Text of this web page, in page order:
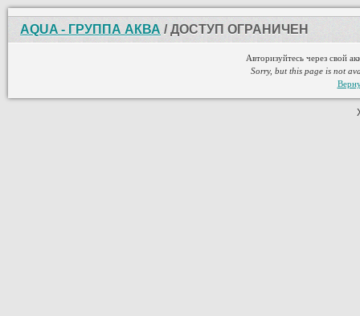
AQUA - ГРУППА АКВА / ДОСТУП ОГРАНИЧЕН
Авторизуйтесь через свой
Sorry, but this page is not